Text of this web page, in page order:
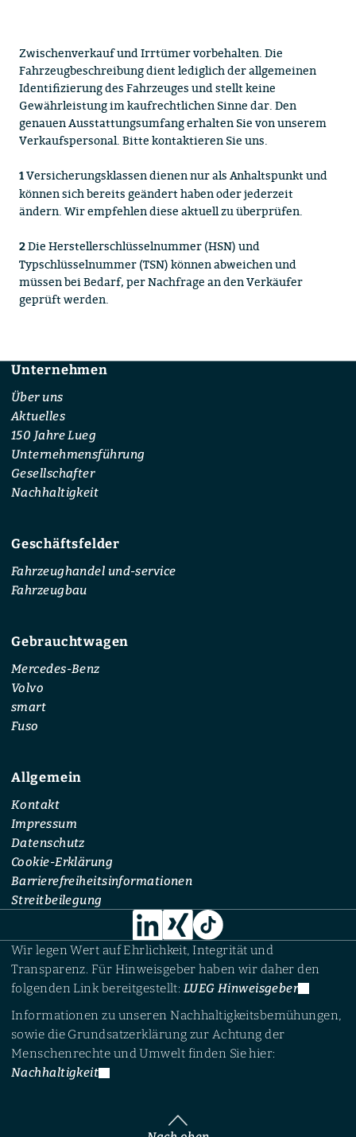
Zwischenverkauf und Irrtümer vorbehalten. Die
Fahrzeugbeschreibung dient lediglich der allgemeinen
Identifizierung des Fahrzeuges und stellt keine
Gewährleistung im kaufrechtlichen Sinne dar. Den
genauen Ausstattungsumfang erhalten Sie von unserem
Verkaufspersonal. Bitte kontaktieren Sie uns.
1Versicherungsklassen dienen nur als Anhaltspunkt und
können sich bereits geändert haben oder jederzeit
ändern. Wir empfehlen diese aktuell zu überprüfen.
2Die Herstellerschlüsselnummer (HSN) und
Typschlüsselnummer (TSN) können abweichen und
müssen bei Bedarf, per Nachfrage an den Verkäufer
geprüft werden.
Footer
Unternehmen
Über uns
Aktuelles
150 Jahre Lueg
Unternehmensführung
Gesellschafter
Nachhaltigkeit
Geschäftsfelder
Fahrzeughandel und-service
Fahrzeugbau
Gebrauchtwagen
Mercedes-Benz
Volvo
smart
Fuso
Allgemein
Kontakt
Impressum
Datenschutz
Cookie-Erklärung
Barrierefreiheitsinformationen
Streitbeilegung
Wir legen Wert auf Ehrlichkeit, Integrität und
Transparenz. Für Hinweisgeber haben wir daher den
folgenden Link bereitgestellt: LUEG Hinweisgeber
Informationen zu unseren Nachhaltigkeitsbemühungen,
sowie die Grundsatzerklärung zur Achtung der
Menschenrechte und Umwelt finden Sie hier:
Nachhaltigkeit